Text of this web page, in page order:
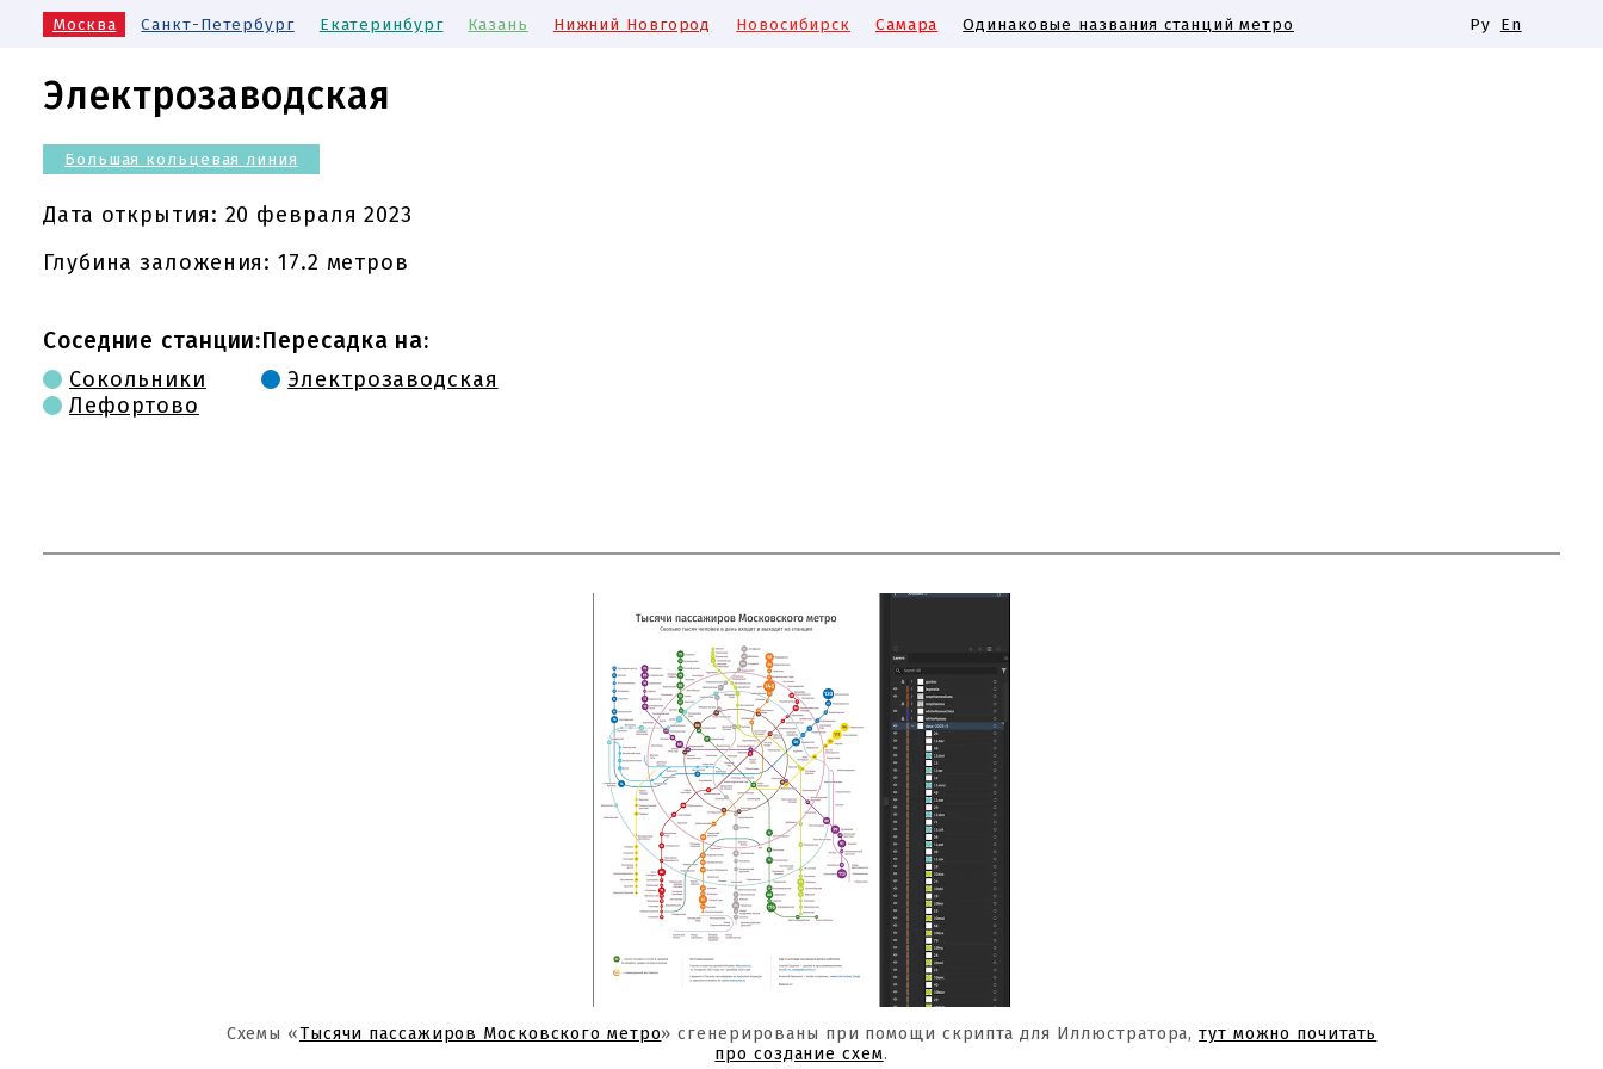
Москва Санкт-Петербург Екатеринбург Казань Нижний Новгород Новосибирск Самара Одинаковые названия станций метро Ру En
Электрозаводская
Большая кольцевая линия
Дата открытия: 20 февраля 2023
Глубина заложения: 17.2 метров
Соседние станции:
Сокольники
Лефортово
Пересадка на:
Электрозаводская
Схемы «Тысячи пассажиров Московского метро» сгенерированы при помощи скрипта для Иллюстратора,тут можно почитать
про создание схем.